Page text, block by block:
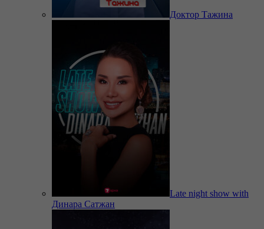
Доктор Тажина
Late night show with
Динара Сатжан